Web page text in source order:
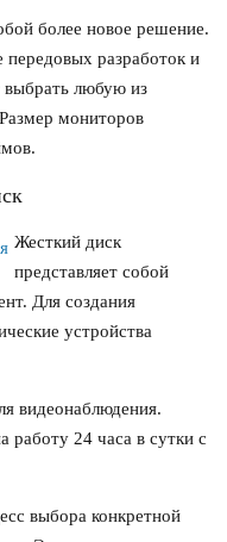
более новое решение.
разработок и
выбрать любую из
мониторов
Жесткий диск
представляет собой
Для создания
устройства
видеонаблюдения.
работу 24 часа в сутки с
выбора конкретной